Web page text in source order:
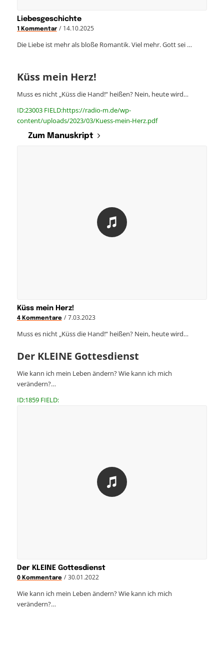
Liebesgeschichte
1 Kommentar / 14.10.2025
Die Liebe ist mehr als bloße Romantik. Viel mehr. Gott sei …
Küss mein Herz!
Muss es nicht „Küss die Hand!“ heißen? Nein, heute wird…
ID:23003 FIELD:https://radio-m.de/wp-
content/uploads/2023/03/Kuess-mein-Herz.pdf
Zum Manuskript
Küss mein Herz!
4 Kommentare / 7.03.2023
Muss es nicht „Küss die Hand!“ heißen? Nein, heute wird…
Der KLEINE Gottesdienst
Wie kann ich mein Leben ändern? Wie kann ich mich
verändern?…
ID:1859 FIELD:
Der KLEINE Gottesdienst
0 Kommentare / 30.01.2022
Wie kann ich mein Leben ändern? Wie kann ich mich
verändern?…